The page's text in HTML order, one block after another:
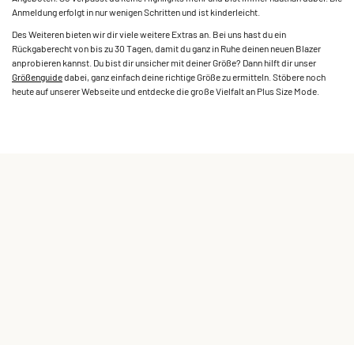
Anmeldung erfolgt in nur wenigen Schritten und ist kinderleicht.
Des Weiteren bieten wir dir viele weitere Extras an. Bei uns hast du ein
Rückgaberecht von bis zu 30 Tagen, damit du ganz in Ruhe deinen neuen Blazer
anprobieren kannst. Du bist dir unsicher mit deiner Größe? Dann hilft dir unser ­­
Größenguide­­ dabei, ganz einfach deine richtige Größe zu ermitteln. Stöbere noch
heute auf unserer Webseite und entdecke die große Vielfalt an Plus Size Mode.